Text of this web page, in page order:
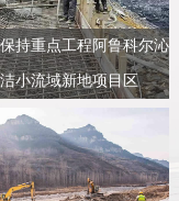
持重点工程阿鲁科尔沁
小流域新地项目区